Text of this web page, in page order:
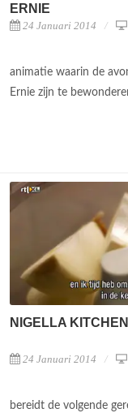
ERNIE
24 Januari 2014
animatie waarin de
Ernie zijn te
NIGELLA KITCHEN
24 Januari 2014
bereidt de volgende